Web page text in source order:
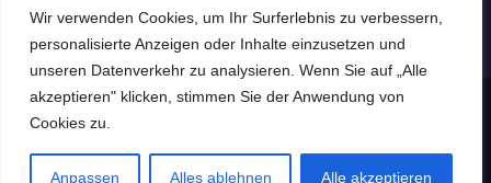
Wir verwenden Cookies, um Ihr Surferlebnis zu verbessern,
personalisierte Anzeigen oder Inhalte einzusetzen und
unseren Datenverkehr zu analysieren. Wenn Sie auf „Alle
akzeptieren" klicken, stimmen Sie der Anwendung von
Cookies zu.
Anpassen Alles ablehnen Alle akzeptieren
praktischen Tipps und Tricks.
Impressum Datenschutzerklärung